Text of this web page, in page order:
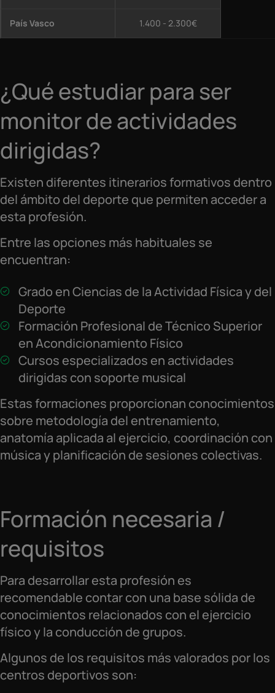
País Vasco 1.400 - 2.300€
¿Qué estudiar para ser
monitor de actividades
dirigidas?
Existen diferentes itinerarios formativos dentro
del ámbito del deporte que permiten acceder a
esta profesión.
Entre las opciones más habituales se
encuentran:
Grado en Ciencias de la Actividad Física y del
Deporte
Formación Profesional de Técnico Superior
en Acondicionamiento Físico
Cursos especializados en actividades
dirigidas con soporte musical
Estas formaciones proporcionan conocimientos
sobre metodología del entrenamiento,
anatomía aplicada al ejercicio, coordinación con
música y planificación de sesiones colectivas.
Formación necesaria /
requisitos
Para desarrollar esta profesión es
recomendable contar con una base sólida de
conocimientos relacionados con el ejercicio
físico y la conducción de grupos.
Algunos de los requisitos más valorados por los
centros deportivos son: